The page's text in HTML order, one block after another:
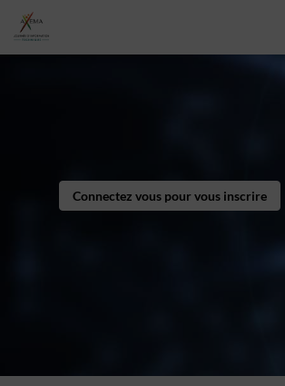
Connectez vous pour vous inscrire